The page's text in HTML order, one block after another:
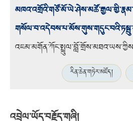
རིན་ཆེན་གཏེར་མཛོད།